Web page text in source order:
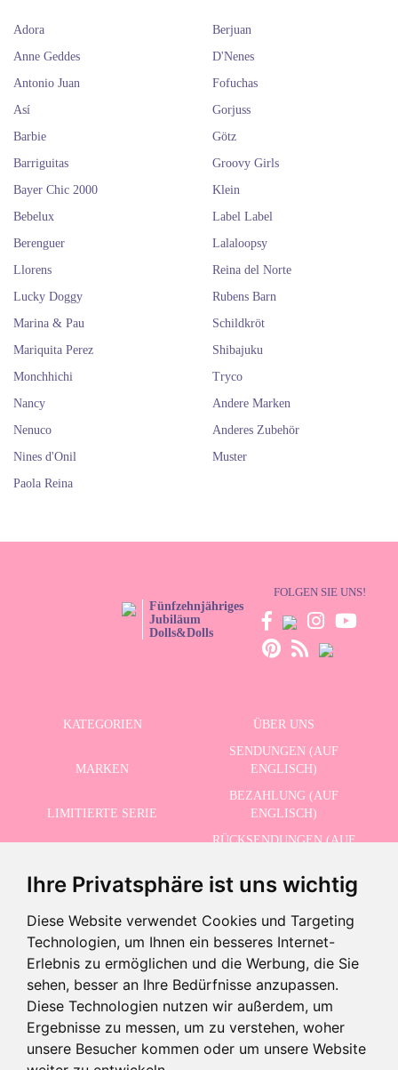
Ihre Privatsphäre ist uns wichtig
Diese Website verwendet Cookies und Targeting
Technologien, um Ihnen ein besseres Internet-
Erlebnis zu ermöglichen und die Werbung, die Sie
sehen, besser an Ihre Bedürfnisse anzupassen.
Diese Technologien nutzen wir außerdem, um
Ergebnisse zu messen, um zu verstehen, woher
unsere Besucher kommen oder um unsere Website
Letzte Geräte!
Adora
Anne Geddes
Antonio Juan
Así
Barbie
Barriguitas
Bayer Chic 2000
Bebelux
Berenguer
Berjuan
D'Nenes
Fofuchas
Gorjuss
Götz
Groovy Girls
Klein
Label Label
Lalaloopsy
Llorens
Lucky Doggy
Marina & Pau
Mariquita Perez
Monchhichi
Nancy
Nenuco
Nines d'Onil
Paola Reina
Reina del Norte
Rubens Barn
Schildkröt
Shibajuku
Tryco
Andere Marken
Anderes Zubehör
Muster
Fünfzehnjähriges
Jubiläum
Dolls&Dolls
FOLGEN SIE UNS!
KATEGORIEN ÜBER UNS
MARKEN
SENDUNGEN (AUF
ENGLISCH)
LIMITIERTE SERIE
BEZAHLUNG (AUF
ENGLISCH)
RÜCKSENDUNGEN (AUF
SCHLUSSVERKAUF
KONTAKT
ERHALTEN SIE UNSERE NEUESTEN NACHRICHTEN AUF ENGLISCH
Ich akzeptiere die Datenschutzbestimmungen